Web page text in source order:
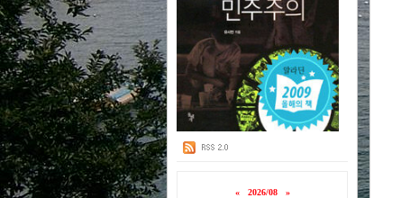
« 2026/08 »